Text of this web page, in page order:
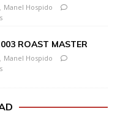
Manel Hospido
ROAST MASTER
Manel Hospido